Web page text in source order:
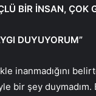
BİR İNSAN, ÇOK
DUYUYORUM”
inanmadığını
bir şey